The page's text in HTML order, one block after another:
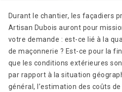
Durant le chantier, les façadiers
Artisan Dubois auront pour
votre demande : est-ce lié à la
de maçonnerie ? Est-ce pour la
que les conditions extérieures
par rapport à la situation
général, l’estimation des coûts